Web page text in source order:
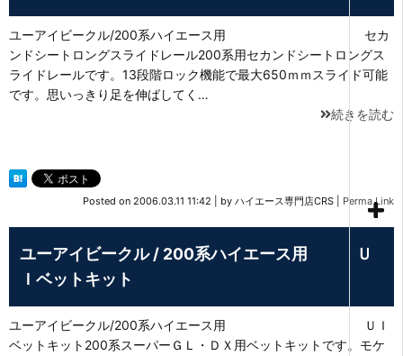
ユーアイビークル/200系ハイエース用 セカ
ンドシートロングスライドレール200系用セカンドシートロングス
ライドレールです。13段階ロック機能で最大650ｍｍスライド可能
です。思いっきり足を伸ばしてく…
続きを読む
Posted on 2006.03.11 11:42 by ハイエース専門店CRS Perma Link
ユーアイビークル / 200系ハイエース用 Ｕ
Ｉベットキット
ユーアイビークル/200系ハイエース用 ＵＩ
ベットキット200系スーパーＧＬ・ＤＸ用ベットキットです。モケ